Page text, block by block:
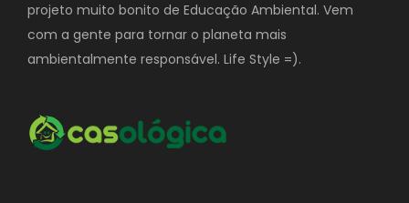
projeto muito bonito de Educação Ambiental. Vem
com a gente para tornar o planeta mais
ambientalmente responsável. Life Style =).